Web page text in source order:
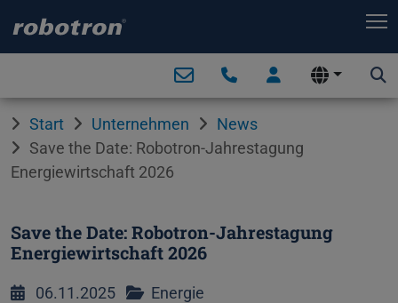
Start Unternehmen
News
Save the Date: Robotron-Jahrestagung
Energiewirtschaft 2026
Save the Date: Robotron-Jahrestagung
Energiewirtschaft 2026
06.11.2025 Energie